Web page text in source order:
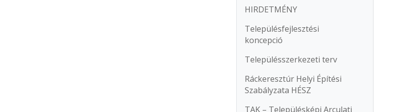
HIRDETMÉNY
Településfejlesztési
koncepció
Településszerkezeti terv
Ráckeresztúr Helyi Építési
Szabályzata HÉSZ
TAK – Településképi Arculati